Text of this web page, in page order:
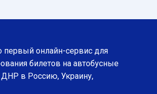
первый онлайн-сервис для
билетов на автобусные
в Россию, Украину,